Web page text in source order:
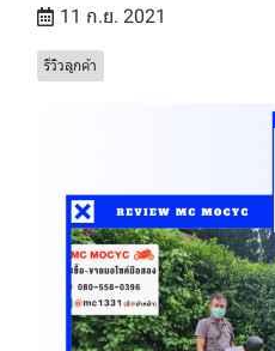
11 ก.ย. 2021
รีวิวลูกค้า